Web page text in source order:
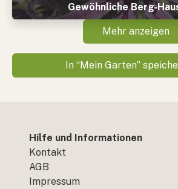
Gewöhnliche Berg-
Mehr anzeigen
In “Mein Garten”
Hilfe und Informationen
Kontakt
AGB
Impressum